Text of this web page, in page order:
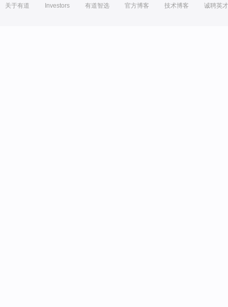
关于有道 Investors 有道智选 官方博客 技术博客 诚聘英才